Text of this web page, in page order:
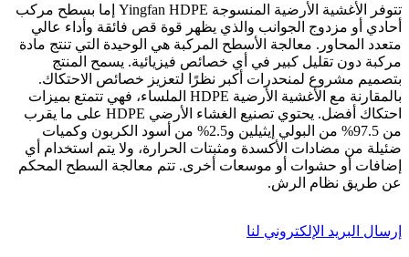
تتوفر الأغشية الأرضية المنسوجة Yingfan HDPE إما بسطح مركب
أحادي أو مزدوج الجوانب والذي يظهر قوة قص فائقة وأداء عالي
متعدد المحاور. معالجة الأسطح المركبة هي الوحيدة التي تنتج مادة
مركبة دون تقليل كبير في أي خصائص فيزيائية. يسمح المنتج
بتصميم مشروع لمنحدرات أكبر نظرًا لتعزيز خصائص الاحتكاك.
بالمقارنة مع الأغشية الأرضية HDPE الملساء، فهي تتمتع بميزات
احتكاك أفضل. يحتوي تصنيع الغشاء الأرضي HDPE على ما يقرب
من 97.5% من البولي إيثيلين و2.5% من أسود الكربون وكميات
ضئيلة من مضادات الأكسدة ومثبتات الحرارة، ولا يتم استخدام أي
إضافات أو حشوات أو موسعات أخرى. تتم معالجة السطح المحكم
عن طريق نظام الرش.
إرسال البريد الإلكتروني لنا